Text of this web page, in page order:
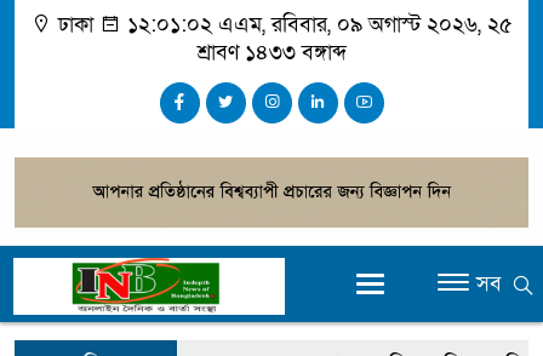
ঢাকা ১২:০১:০৩ এএম, রবিবার, ০৯ অগাস্ট ২০২৬, ২৫
শ্রাবণ ১৪৩৩ বঙ্গাব্দ
সব